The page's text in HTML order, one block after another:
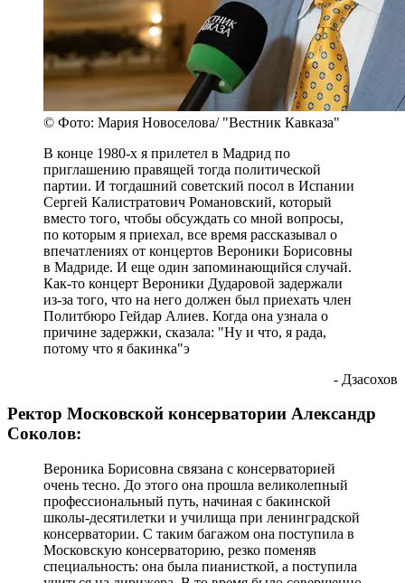
© Фото: Мария Новоселова/ "Вестник Кавказа"
В конце 1980-х я прилетел в Мадрид по
приглашению правящей тогда политической
партии. И тогдашний советский посол в Испании
Сергей Калистратович Романовский, который
вместо того, чтобы обсуждать со мной вопросы,
по которым я приехал, все время рассказывал о
впечатлениях от концертов Вероники Борисовны
в Мадриде. И еще один запоминающийся случай.
Как-то концерт Вероники Дударовой задержали
из-за того, что на него должен был приехать член
Политбюро Гейдар Алиев. Когда она узнала о
причине задержки, сказала: "Ну и что, я рада,
потому что я бакинка"э
- Дзасохов
Ректор Московской консерватории Александр
Соколов:
Вероника Борисовна связана с консерваторией
очень тесно. До этого она прошла великолепный
профессиональный путь, начиная с бакинской
школы-десятилетки и училища при ленинградской
консерватории. С таким багажом она поступила в
Московскую консерваторию, резко поменяв
специальность: она была пианисткой, а поступила